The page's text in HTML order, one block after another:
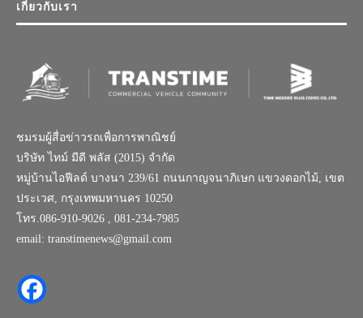
เกี่ยวกับเรา
ชมรมผู้สื่อข่าวรถเพื่อการพาณิชย์
บริษัท ไทม์ มีดี พลัส (2015) จำกัด
หมู่บ้านไอฟีลด์ บางนา 239/61 ถนนกาญจนาภิเษก แขวงดอกไม้, เขต
ประเวศ, กรุงเทพมหานคร 10250
โทร.086-910-9026 , 081-234-7985
email: transtimenews@gmail.com